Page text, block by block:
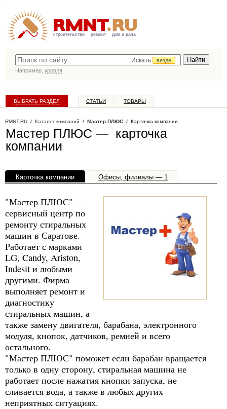
строительство ремонт дом и дача
Искать
везде
Например, кровля
ВЫБРАТЬ РАЗДЕЛ СТАТЬИ ТОВАРЫ
RMNT.RU / Каталог компаний / Мастер ПЛЮС / Карточка компании
Мастер ПЛЮС — карточка
компании
Карточка компании Офисы, филиалы — 1
"Мастер ПЛЮС" —
сервисный центр по
ремонту стиральных
машин в Саратове.
Работает с марками
LG, Candy, Ariston,
Indesit и любыми
другими. Фирма
выполняет ремонт и
диагностику
стиральных машин, а
также замену двигателя, барабана, электронного
модуля, кнопок, датчиков, ремней и всего
остального.
"Мастер ПЛЮС" поможет если барабан вращается
только в одну сторону, стиральная машина не
работает после нажатия кнопки запуска, не
сливается вода, а также в любых других
неприятных ситуациях.